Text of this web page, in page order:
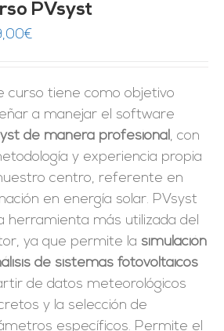
PVsyst
€
curso tiene como objetivo
a manejar el software
de manera profesional, con
y experiencia propia
centro, referente en
en energía solar. PVsyst
herramienta más utilizada del
ya que permite la simulación
de sistemas fotovoltaicos
de datos meteorológicos
y la selección de
específicos. Permite el